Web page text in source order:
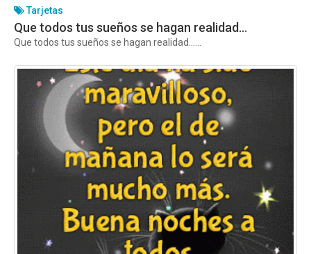
Tarjetas
Que todos tus sueños se hagan realidad…
Que todos tus sueños se hagan realidad…...